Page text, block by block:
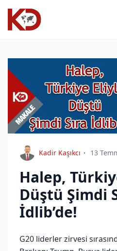
Kadir Kaşıkcı 13
Halep,
Düştü Şimdi
İdlib’de!
G20 liderler zirvesi